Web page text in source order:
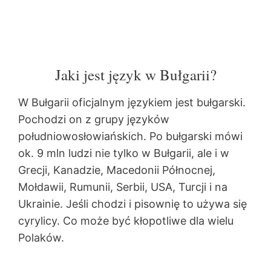
Jaki jest język w Bułgarii?
W Bułgarii oficjalnym językiem jest bułgarski.
Pochodzi on z grupy języków
południowosłowiańskich. Po bułgarski mówi
ok. 9 mln ludzi nie tylko w Bułgarii, ale i w
Grecji, Kanadzie, Macedonii Północnej,
Mołdawii, Rumunii, Serbii, USA, Turcji i na
Ukrainie. Jeśli chodzi i pisownię to używa się
cyrylicy. Co może być kłopotliwe dla wielu
Polaków.